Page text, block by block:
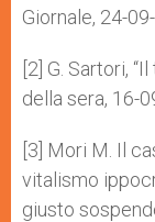
Giornale, 24-
[2] G. Sartori,
della sera, 16-
[3] Mori M. Il
vitalismo
giusto